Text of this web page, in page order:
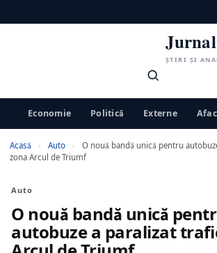
ȘTIRI ȘI
Economie Politică Externe
Acasă › Auto ›
O nouă bandă unică pentru
zona Arcul de Triumf
Auto
O nouă bandă unică
autobuze a paralizat